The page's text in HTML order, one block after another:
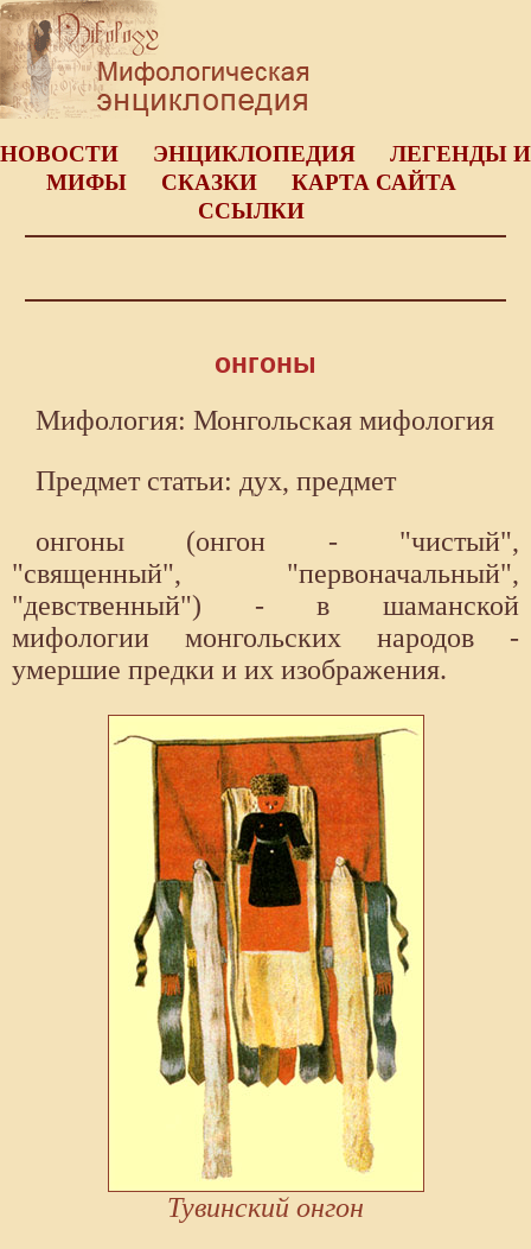
НОВОСТИ ЭНЦИКЛОПЕДИЯ
ЛЕГЕНДЫ И
МИФЫ
СКАЗКИ
КАРТА САЙТА
ССЫЛКИ
онгоны
Мифология: Монгольская мифология
Предмет статьи: дух, предмет
онгоны (онгон - "чистый",
"священный", "первоначальный",
"девственный") - в шаманской
мифологии монгольских народов -
умершие предки и их изображения.
Тувинский онгон